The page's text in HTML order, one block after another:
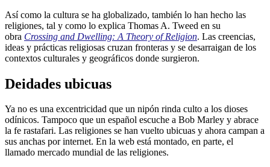
Así como la cultura se ha globalizado, también lo han hecho las
religiones, tal y como lo explica Thomas A. Tweed en su
obra Crossing and Dwelling: A Theory of Religion. Las creencias,
ideas y prácticas religiosas cruzan fronteras y se desarraigan de los
contextos culturales y geográficos donde surgieron.
Deidades ubicuas
Ya no es una excentricidad que un nipón rinda culto a los dioses
odínicos. Tampoco que un español escuche a Bob Marley y abrace
la fe rastafari. Las religiones se han vuelto ubicuas y ahora campan a
sus anchas por internet. En la web está montado, en parte, el
llamado mercado mundial de las religiones.